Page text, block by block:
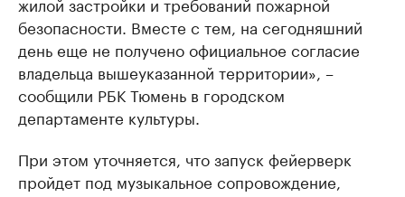
безопасности. Вместе с тем, на сегодняшний
день еще не получено официальное согласие
владельца вышеуказанной территории», –
сообщили РБК Тюмень в городском
департаменте культуры.
При этом уточняется, что запуск фейерверк
пройдет под музыкальное сопровождение,